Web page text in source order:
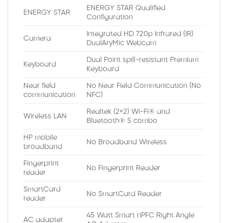
ENERGY STAR
ENERGY STAR Qualified
Configuration
Camera
Integrated HD 720p Infrared (IR)
DualAryMic Webcam
Keyboard
Dual Point spill-resistant Premium
Keyboard
Near field
communication
No Near Field Communication (No
NFC)
Wireless LAN
Realtek (2×2) Wi-Fi® and
Bluetooth® 5 combo
HP mobile
broadband
No Broadband Wireless
Fingerprint
reader
No Fingerprint Reader
SmartCard
reader
No SmartCard Reader
AC adapter
45 Watt Smart nPFC Right Angle